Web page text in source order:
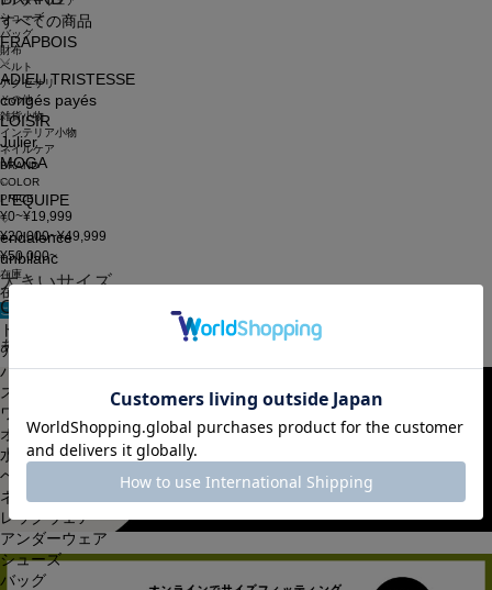
すべての商品
FRAPBOIS
ADIEU TRISTESSE
congés payés
LOISIR
Julier
MOGA
L'EQUIPE
endalence
unbilanc
大きいサイズ
CATEGORY
トップス
アウター
パンツ
スカート
ワンピース
オールインワン・サロペット
水着
ヘッドウェア
ネックウェア
レッグウェア
アンダーウェア
シューズ
バッグ
シューズ
バッグ
財布
ベルト
アクセサリ
その他
雑貨小物
インテリア小物
ネイルケア
BRAND
COLOR
PRICE
¥0~¥19,999
¥20,000~¥49,999
¥50,000~
在庫
在庫なしを含む
この条件で検索
申し訳ございません。お探しのキーワードに該当する商品はございませんでした。
あなたへのおすすめアイテム